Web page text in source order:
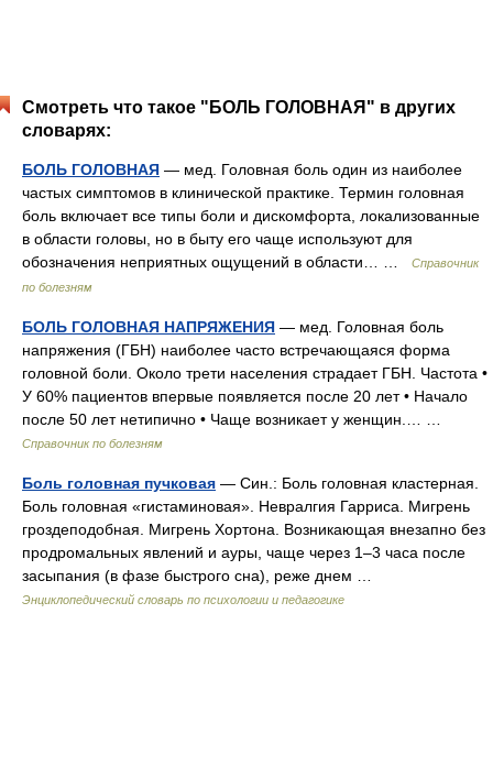
Смотреть что такое "БОЛЬ ГОЛОВНАЯ" в других
словарях:
БОЛЬ ГОЛОВНАЯ — мед. Головная боль один из наиболее
частых симптомов в клинической практике. Термин головная
боль включает все типы боли и дискомфорта, локализованные
в области головы, но в быту его чаще используют для
обозначения неприятных ощущений в области… …
Справочник
по болезням
БОЛЬ ГОЛОВНАЯ НАПРЯЖЕНИЯ — мед. Головная боль
напряжения (ГБН) наиболее часто встречающаяся форма
головной боли. Около трети населения страдает ГБН. Частота •
У 60% пациентов впервые появляется после 20 лет • Начало
после 50 лет нетипично • Чаще возникает у женщин.… …
Справочник по болезням
Боль головная пучковая — Син.: Боль головная кластерная.
Боль головная «гистаминовая». Невралгия Гарриса. Мигрень
гроздеподобная. Мигрень Хортона. Возникающая внезапно без
продромальных явлений и ауры, чаще через 1–3 часа после
засыпания (в фазе быстрого сна), реже днем …
Энциклопедический словарь по психологии и педагогике